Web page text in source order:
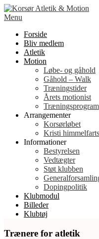
Spring
til
Menu
Forside
Bliv medlem
Atletik
Motion
Løbe- og gåhold
Gåhold – Walk
Træningstider
Årets motionist
Arrangementer
Korsørløbet
Kristi
Informationer
Bestyrelsen
Vedtægter
Støt klubben
Dopingpolitik
Klubmodul
Billeder
Klubtøj
Trænere for atletik